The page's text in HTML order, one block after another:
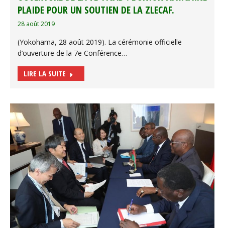
PLAIDE POUR UN SOUTIEN DE LA ZLECAF.
28 août 2019
(Yokohama, 28 août 2019). La cérémonie officielle
d’ouverture de la 7e Conférence…
LIRE LA SUITE